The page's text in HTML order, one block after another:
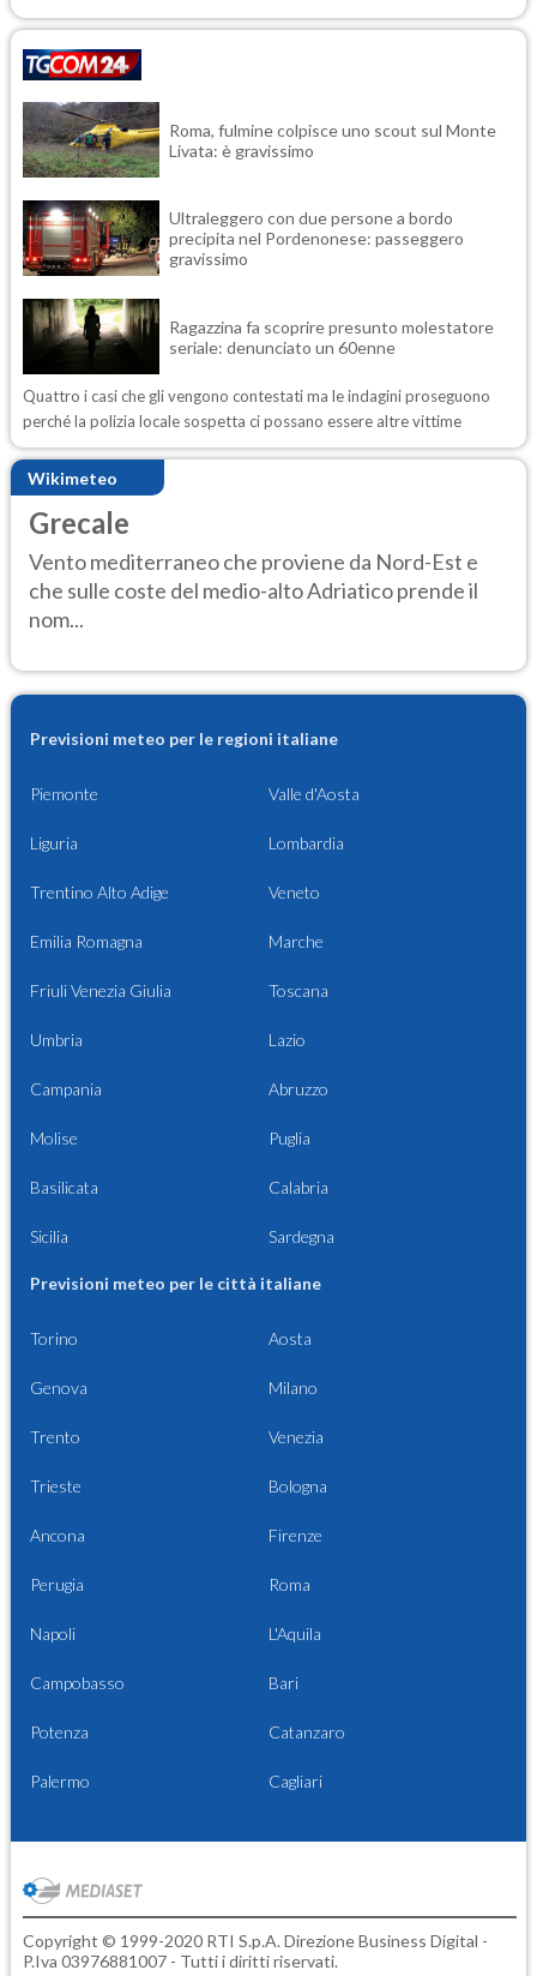
Roma, fulmine colpisce uno scout sul Monte
Livata: è gravissimo
Ultraleggero con due persone a bordo
precipita nel Pordenonese: passeggero
gravissimo
Ragazzina fa scoprire presunto molestatore
seriale: denunciato un 60enne
Quattro i casi che gli vengono contestati ma le indagini proseguono
perché la polizia locale sospetta ci possano essere altre vittime
Wikimeteo
Grecale
Vento mediterraneo che proviene da Nord-Est e
che sulle coste del medio-alto Adriatico prende il
nom...
Previsioni meteo per le regioni italiane
Piemonte Valle d'Aosta
Liguria Lombardia
Trentino Alto Adige Veneto
Emilia Romagna Marche
Friuli Venezia Giulia Toscana
Umbria Lazio
Campania Abruzzo
Molise Puglia
Basilicata Calabria
Sicilia Sardegna
Previsioni meteo per le città italiane
Torino Aosta
Genova Milano
Trento Venezia
Trieste Bologna
Ancona Firenze
Perugia Roma
Napoli L'Aquila
Campobasso Bari
Potenza Catanzaro
Palermo Cagliari
Copyright © 1999-2020 RTI S.p.A. Direzione Business Digital -
P.Iva 03976881007 - Tutti i diritti riservati.